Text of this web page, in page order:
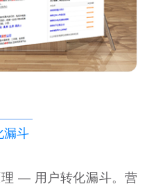
漏斗
— 用户转化漏斗。营